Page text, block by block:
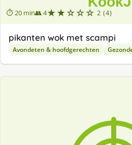
⏱ 20 min👥 4★★☆☆☆ 2 (4)
pikanten wok met scampi
Avondeten & hoofdgerechten